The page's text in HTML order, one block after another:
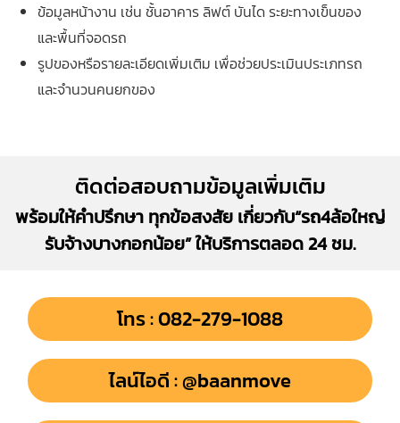
ข้อมูลหน้างาน เช่น ชั้นอาคาร ลิฟต์ บันได ระยะทางเข็นของ
และพื้นที่จอดรถ
รูปของหรือรายละเอียดเพิ่มเติม เพื่อช่วยประเมินประเภทรถ
และจำนวนคนยกของ
ติดต่อสอบถามข้อมูลเพิ่มเติม
พร้อมให้คำปรึกษา ทุกข้อสงสัย เกี่ยวกับ“รถ4ล้อใหญ่
รับจ้างบางกอกน้อย” ให้บริการตลอด 24 ชม.
โทร : 082-279-1088
ไลน์ไอดี : @baanmove